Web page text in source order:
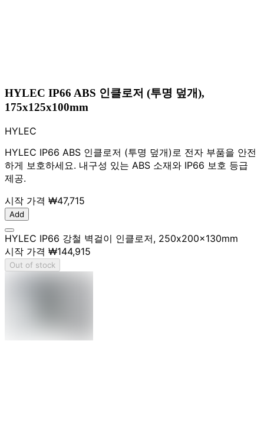
HYLEC IP66 ABS 인클로저 (투명 덮개),
175x125x100mm
HYLEC
HYLEC IP66 ABS 인클로저 (투명 덮개)로 전자 부품을 안전
하게 보호하세요. 내구성 있는 ABS 소재와 IP66 보호 등급
제공.
시작 가격 ₩47,715
Add
HYLEC IP66 강철 벽걸이 인클로저, 250x200x130mm
시작 가격 ₩144,915
Out of stock